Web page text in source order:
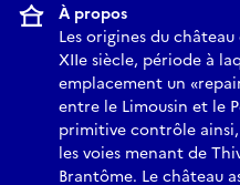
À propos
Les origines du
XIIe siècle, période à
emplacement un
entre le Limousin et le
primitive contrôle
les voies menant de
Brantôme. Le château